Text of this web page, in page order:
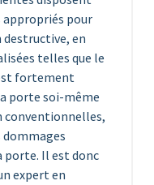
appropriés pour
en
telles que le
fortement
porte soi-même
conventionnelles,
porte. Il est donc
expert en